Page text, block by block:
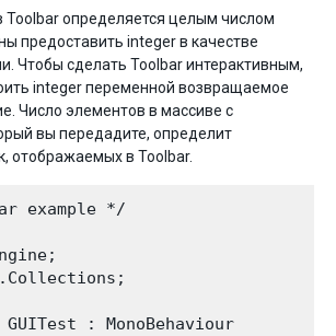
Toolbar определяется целым числом
предоставить integer в качестве
Чтобы сделать Toolbar интерактивным,
integer переменной возвращаемое
Число элементов в массиве с
вы передадите, определит
отображаемых в Toolbar.
example */
: MonoBehaviour